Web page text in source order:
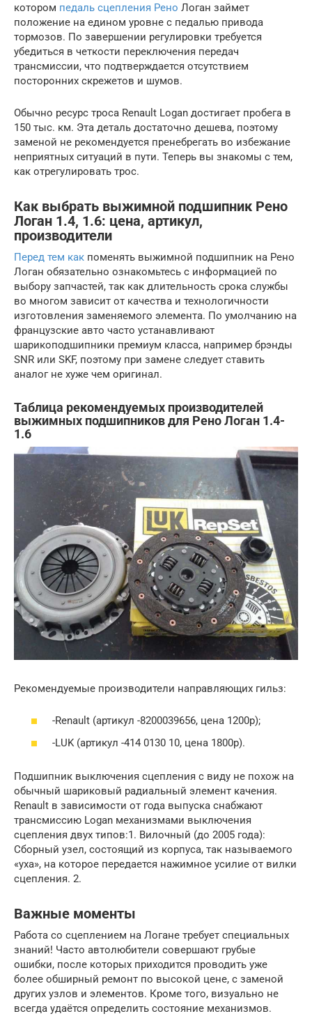
котором педаль сцепления Рено Логан займет
положение на едином уровне с педалью привода
тормозов. По завершении регулировки требуется
убедиться в четкости переключения передач
трансмиссии, что подтверждается отсутствием
посторонних скрежетов и шумов.
Обычно ресурс троса Renault Logan достигает пробега в
150 тыс. км. Эта деталь достаточно дешева, поэтому
заменой не рекомендуется пренебрегать во избежание
неприятных ситуаций в пути. Теперь вы знакомы с тем,
как отрегулировать трос.
Как выбрать выжимной подшипник Рено
Логан 1.4, 1.6: цена, артикул,
производители
Перед тем как поменять выжимной подшипник на Рено
Логан обязательно ознакомьтесь с информацией по
выбору запчастей, так как длительность срока службы
во многом зависит от качества и технологичности
изготовления заменяемого элемента. По умолчанию на
французские авто часто устанавливают
шарикоподшипники премиум класса, например брэнды
SNR или SKF, поэтому при замене следует ставить
аналог не хуже чем оригинал.
Таблица рекомендуемых производителей
выжимных подшипников для Рено Логан 1.4-
1.6
Рекомендуемые производители направляющих гильз:
-Renault (артикул -8200039656, цена 1200р);
-LUK (артикул -414 0130 10, цена 1800р).
Подшипник выключения сцепления с виду не похож на
обычный шариковый радиальный элемент качения.
Renault в зависимости от года выпуска снабжают
трансмиссию Logan механизмами выключения
сцепления двух типов:1. Вилочный (до 2005 года):
Сборный узел, состоящий из корпуса, так называемого
«уха», на которое передается нажимное усилие от вилки
сцепления. 2.
Важные моменты
Работа со сцеплением на Логане требует специальных
знаний! Часто автолюбители совершают грубые
ошибки, после которых приходится проводить уже
более обширный ремонт по высокой цене, с заменой
других узлов и элементов. Кроме того, визуально не
всегда удаётся определить состояние механизмов.